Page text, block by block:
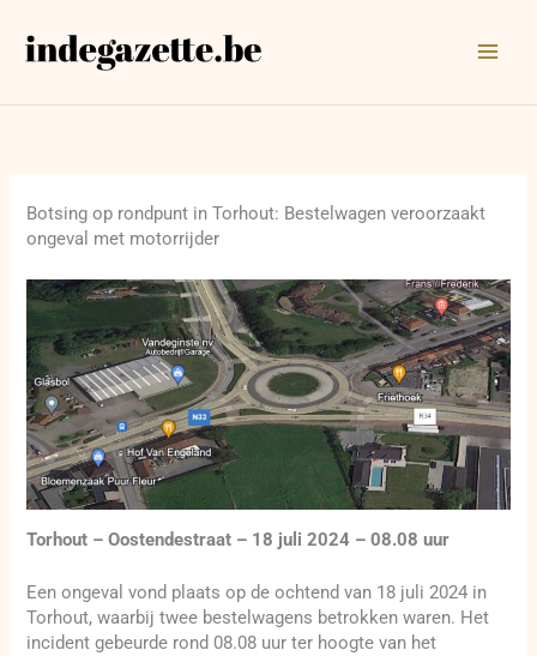
naar
Botsing op rondpunt in Torhout: Bestelwagen veroorzaakt
ongeval met motorrijder
Torhout – Oostendestraat – 18 juli 2024 – 08.08 uur
Een ongeval vond plaats op de ochtend van 18 juli 2024 in
Torhout, waarbij twee bestelwagens betrokken waren. Het
incident gebeurde rond 08.08 uur ter hoogte van het